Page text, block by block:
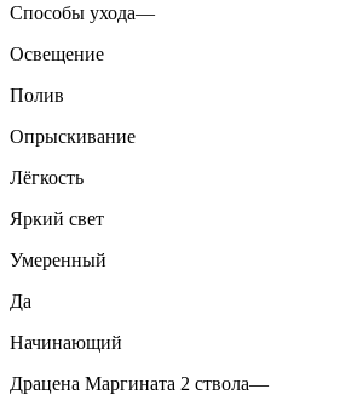
Способы ухода—
Освещение
Полив
Опрыскивание
Лёгкость
Яркий свет
Умеренный
Да
Начинающий
Драцена Маргината 2 ствола—